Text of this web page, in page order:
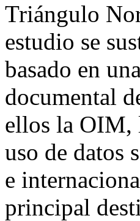
Triángulo
estudio se
basado en
documental
ellos la OIM,
uso de datos
e
principal